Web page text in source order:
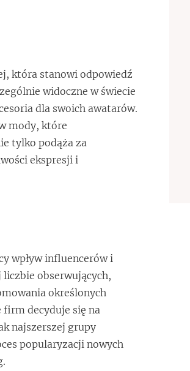
która stanowi odpowiedź
widoczne w świecie
dla swoich awatarów.
mody, które
tylko podąża za
ekspresji i
wpływ influencerów i
obserwujących,
określonych
firm decyduje się na
najszerszej grupy
popularyzacji nowych